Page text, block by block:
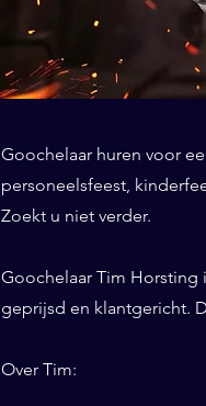
Goochelaar huren voor
personeelsfeest,
Zoekt u niet verder.
Goochelaar Tim Horsting
geprijsd en klantgericht.
Over Tim: